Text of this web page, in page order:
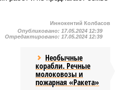
Иннокентий Колбасов
Опубликовано: 17.05.2024 12:39
Отредактировано: 17.05.2024 12:39
Необычные
корабли. Речные
молоковозы и
пожарная «Ракета»